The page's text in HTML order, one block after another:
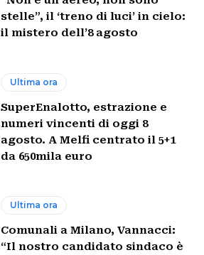
stelle”, il ‘treno di luci’ in cielo:
il mistero dell’8 agosto
Ultima ora
SuperEnalotto, estrazione e
numeri vincenti di oggi 8
agosto. A Melfi centrato il 5+1
da 650mila euro
Ultima ora
Comunali a Milano, Vannacci:
“Il nostro candidato sindaco è